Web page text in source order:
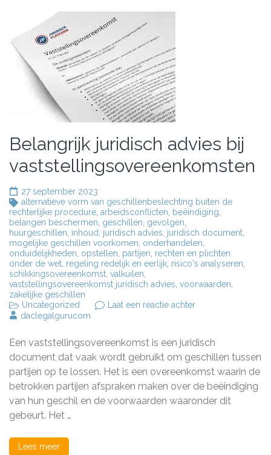
Belangrijk juridisch advies bij
vaststellingsovereenkomsten
27 september 2023
alternatieve vorm van geschillenbeslechting buiten de
rechterlijke procedure arbeidsconflicten beëindiging
belangen beschermen geschillen gevolgen
huurgeschillen inhoud juridisch advies juridisch document
mogelijke geschillen voorkomen onderhandelen
onduidelijkheden opstellen partijen rechten en plichten
onder de wet regeling redelijk en eerlijk risico's analyseren
schikkingsovereenkomst valkuilen
vaststellingsovereenkomst juridisch advies voorwaarden
zakelijke geschillen
Uncategorized
Laat een reactie achterop
bij
daclegalgurucom
Een vaststellingsovereenkomst is een juridisch
document dat vaak wordt gebruikt om geschillen tussen
partijen op te lossen. Het is een overeenkomst waarin de
betrokken partijen afspraken maken over de beëindiging
van hun geschil en de voorwaarden waaronder dit
gebeurt. Het …
Lees meer